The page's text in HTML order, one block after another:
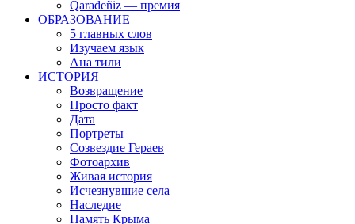
Qaradeñiz — премия
ОБРАЗОВАНИЕ
5 главных слов
Изучаем язык
Ана тили
ИСТОРИЯ
Возвращение
Просто факт
Дата
Портреты
Созвездие Гераев
Фотоархив
Живая история
Исчезнувшие села
Наследие
Память Крыма